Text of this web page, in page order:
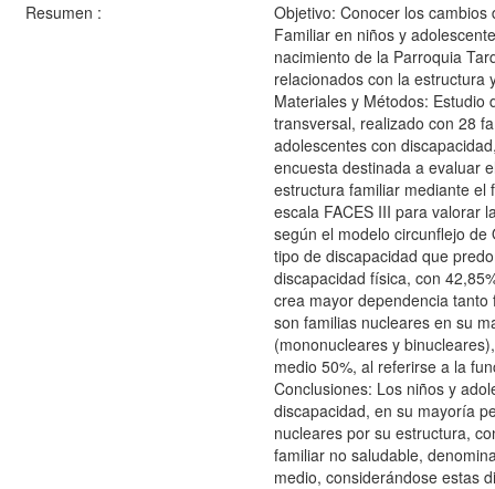
Resumen :
Objetivo: Conocer los cambios
Familiar en niños y
nacimiento de la Parroquia
relacionados con la estructura
Materiales y Métodos: Estudio
transversal, realizado con 28
adolescentes con
encuesta destinada a evaluar
estructura familiar mediante el
escala FACES III para valorar
según el modelo circunflejo de
tipo de discapacidad que
discapacidad física, con
crea mayor dependencia
son familias nucleares en su
(mononucleares y
medio 50%, al referirse a la
Conclusiones: Los niños y
discapacidad, en su mayoría
nucleares por su estructura,
familiar no saludable,
medio, considerándose estas